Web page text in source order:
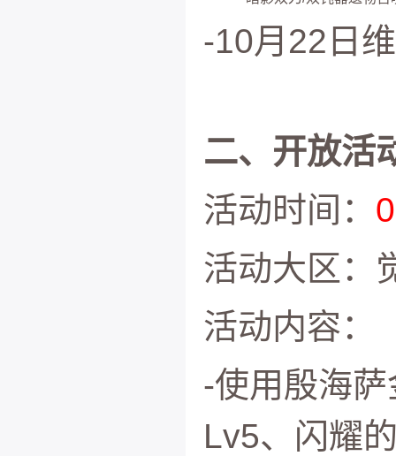
-10月22日
二、开放活
活动时间：
活动大区：
活动内容：
-使用殷海
Lv5、闪耀